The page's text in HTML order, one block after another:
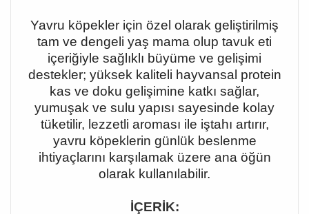
Yavru köpekler için özel olarak geliştirilmiş
tam ve dengeli yaş mama olup tavuk eti
içeriğiyle sağlıklı büyüme ve gelişimi
destekler; yüksek kaliteli hayvansal protein
kas ve doku gelişimine katkı sağlar,
yumuşak ve sulu yapısı sayesinde kolay
tüketilir, lezzetli aroması ile iştahı artırır,
yavru köpeklerin günlük beslenme
ihtiyaçlarını karşılamak üzere ana öğün
olarak kullanılabilir.
İÇERİK: